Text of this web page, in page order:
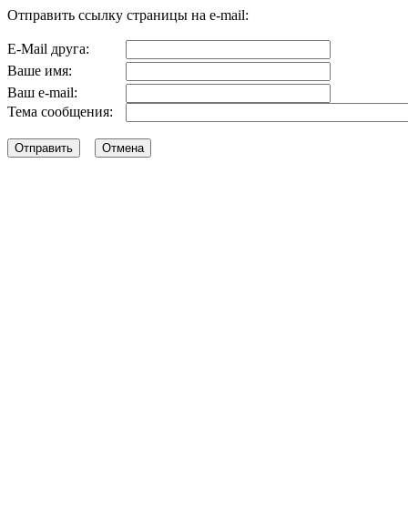
Отправить ссылку страницы на e-mail:
E-Mail друга:
Ваше имя:
Ваш e-mail:
Тема сообщения: